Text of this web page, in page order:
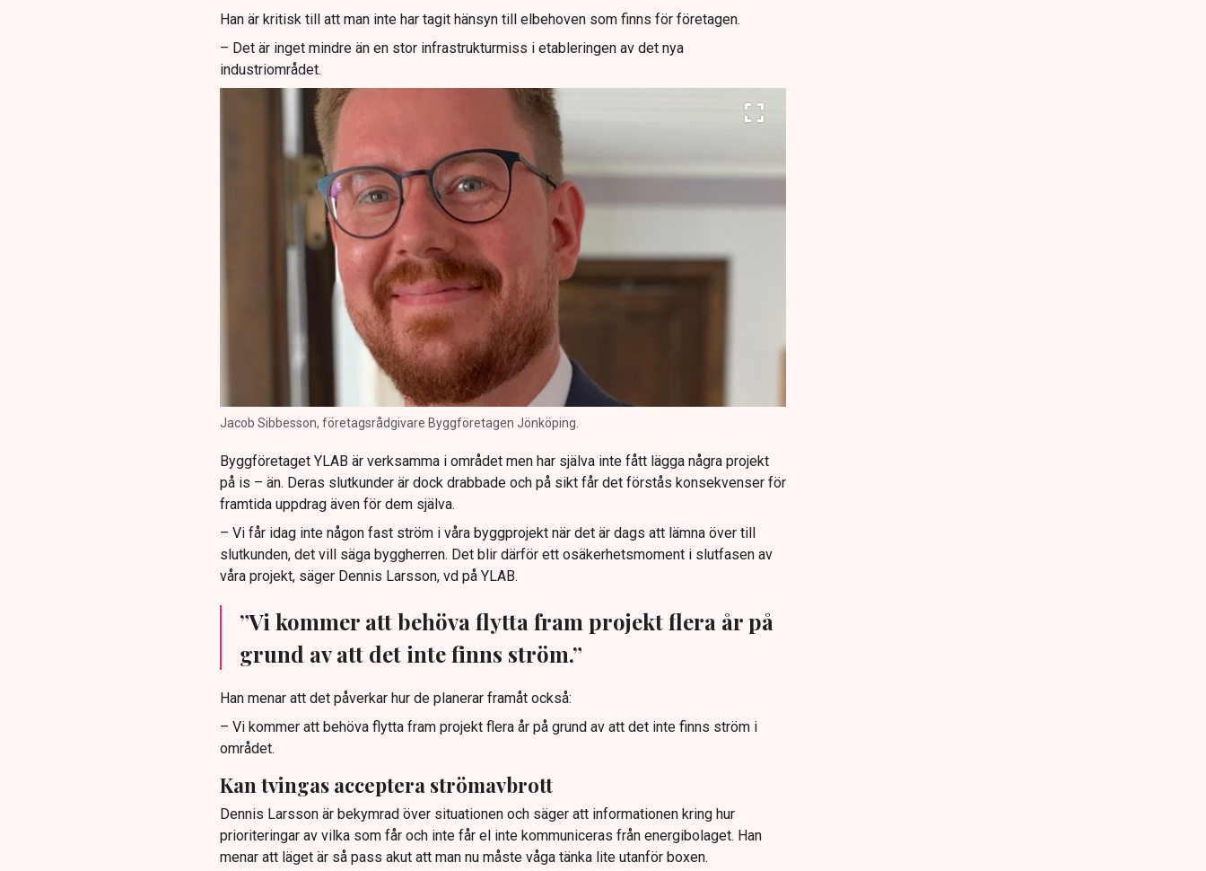
Han är kritisk till att man inte har tagit hänsyn till elbehoven som finns för företagen.
– Det är inget mindre än en stor infrastrukturmiss i etableringen av det nya
industriområdet.
Jacob Sibbesson, företagsrådgivare Byggföretagen Jönköping.
Byggföretaget YLAB är verksamma i området men har själva inte fått lägga några projekt
på is – än. Deras slutkunder är dock drabbade och på sikt får det förstås konsekvenser för
framtida uppdrag även för dem själva.
– Vi får idag inte någon fast ström i våra byggprojekt när det är dags att lämna över till
slutkunden, det vill säga byggherren. Det blir därför ett osäkerhetsmoment i slutfasen av
våra projekt, säger Dennis Larsson, vd på YLAB.
”Vi kommer att behöva flytta fram projekt flera år på
grund av att det inte finns ström.”
Han menar att det påverkar hur de planerar framåt också:
– Vi kommer att behöva flytta fram projekt flera år på grund av att det inte finns ström i
området.
Kan tvingas acceptera strömavbrott
Dennis Larsson är bekymrad över situationen och säger att informationen kring hur
prioriteringar av vilka som får och inte får el inte kommuniceras från energibolaget. Han
menar att läget är så pass akut att man nu måste våga tänka lite utanför boxen.